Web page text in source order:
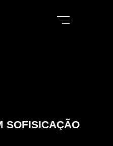
SOFISICAÇÃO